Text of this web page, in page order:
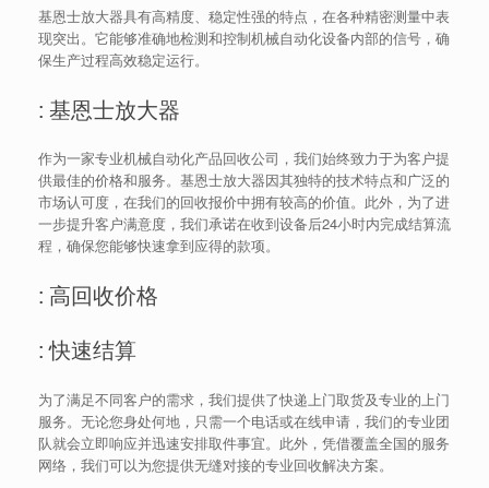
基恩士放大器具有高精度、稳定性强的特点，在各种精密测量中表
现突出。它能够准确地检测和控制机械自动化设备内部的信号，确
保生产过程高效稳定运行。
: 基恩士放大器
作为一家专业机械自动化产品回收公司，我们始终致力于为客户提
供最佳的价格和服务。基恩士放大器因其独特的技术特点和广泛的
市场认可度，在我们的回收报价中拥有较高的价值。此外，为了进
一步提升客户满意度，我们承诺在收到设备后24小时内完成结算流
程，确保您能够快速拿到应得的款项。
: 高回收价格
: 快速结算
为了满足不同客户的需求，我们提供了快递上门取货及专业的上门
服务。无论您身处何地，只需一个电话或在线申请，我们的专业团
队就会立即响应并迅速安排取件事宜。此外，凭借覆盖全国的服务
网络，我们可以为您提供无缝对接的专业回收解决方案。